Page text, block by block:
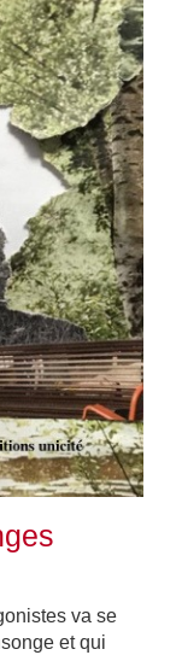
va se
et qui